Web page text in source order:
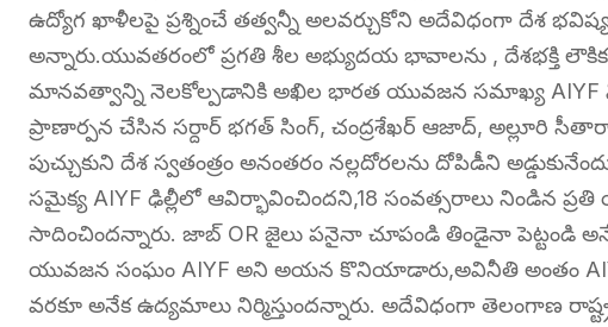
ఉద్యోగ ఖాళీలపై ప్రశ్నించే తత్వన్నీ అలవర్చుకోని అదేవిధంగా దేశ
అన్నారు.యువతరంలో ప్రగతి శీల అభ్యుదయ భావాలను , దేశభక్తి
మానవత్వాన్ని నెలకోల్పడానికి అఖిల భారత యువజన సమాఖ్య AIYF
ప్రాణార్పన చేసిన సర్దార్ భగత్ సింగ్, చంద్రశేఖర్ ఆజాద్, అల్లూరి
పుచ్చుకుని దేశ స్వతంత్రం అనంతరం నల్లదోరలను దోపిడీని
సమైక్య AIYF ఢిల్లీలో ఆవిర్భావించిందని,18 సంవత్సరాలు నిండిన
సాదించిందన్నారు. జాబ్ OR జైలు పనైనా చూపండి తిండైనా పెట్టండి
యువజన సంఘం AIYF అని అయన కొనియాడారు,అవినీతి అంతం
వరకూ అనేక ఉద్యమాలు నిర్మిస్తుందన్నారు. అదేవిధంగా తెలంగాణ